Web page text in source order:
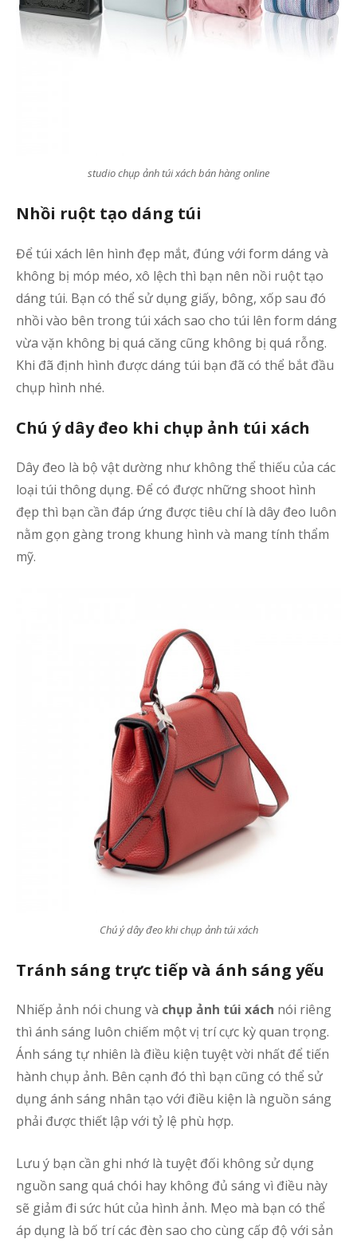
studio chụp ảnh túi xách bán hàng online
Nhồi ruột tạo dáng túi
Để túi xách lên hình đẹp mắt, đúng với form dáng và
không bị móp méo, xô lệch thì bạn nên nồi ruột tạo
dáng túi. Bạn có thể sử dụng giấy, bông, xốp sau đó
nhồi vào bên trong túi xách sao cho túi lên form dáng
vừa vặn không bị quá căng cũng không bị quá rỗng.
Khi đã định hình được dáng túi bạn đã có thể bắt đầu
chụp hình nhé.
Chú ý dây đeo khi chụp ảnh túi xách
Dây đeo là bộ vật dường như không thể thiếu của các
loại túi thông dụng. Để có được những shoot hình
đẹp thì bạn cần đáp ứng được tiêu chí là dây đeo luôn
nằm gọn gàng trong khung hình và mang tính thẩm
mỹ.
Chú ý dây đeo khi chụp ảnh túi xách
Tránh sáng trực tiếp và ánh sáng yếu
Nhiếp ảnh nói chung và chụp ảnh túi xách nói riêng
thì ánh sáng luôn chiếm một vị trí cực kỳ quan trọng.
Ánh sáng tự nhiên là điều kiện tuyệt vời nhất để tiến
hành chụp ảnh. Bên cạnh đó thì bạn cũng có thể sử
dụng ánh sáng nhân tạo với điều kiện là nguồn sáng
phải được thiết lập với tỷ lệ phù hợp.
Lưu ý bạn cần ghi nhớ là tuyệt đối không sử dụng
nguồn sang quá chói hay không đủ sáng vì điều này
sẽ giảm đi sức hút của hình ảnh. Mẹo mà bạn có thể
áp dụng là bố trí các đèn sao cho cùng cấp độ với sản